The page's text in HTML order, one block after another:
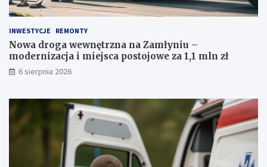
j
z
z
a
k
a
z
p
c
j
a
i
m
i
e
c
INWESTYCJE REMONTY
Nowa droga wewnętrzna na Zamłyniu –
modernizacja i miejsca postojowe za 1,1 mln zł
6 sierpnia 2026